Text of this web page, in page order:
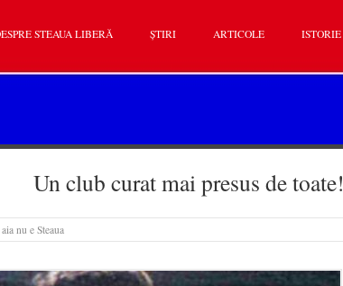
STEAUA LIBERĂ ȘTIRI ARTICOLE ISTORIE
Un club curat mai presus de toate!
nu e Steaua